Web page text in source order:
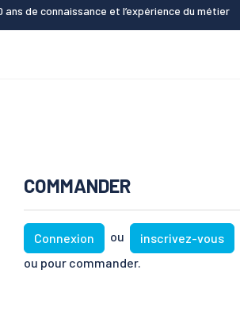
ans de connaissance et l’expérience du métier
COMMANDER
Connexion ou inscrivez-vous
ou pour commander.